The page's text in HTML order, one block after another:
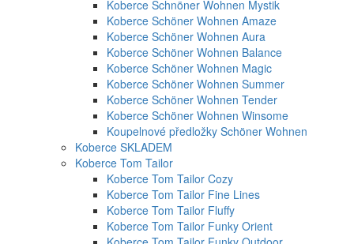
Koberce Schnöner Wohnen Mystik
Koberce Schöner Wohnen Amaze
Koberce Schöner Wohnen Aura
Koberce Schöner Wohnen Balance
Koberce Schöner Wohnen Magic
Koberce Schöner Wohnen Summer
Koberce Schöner Wohnen Tender
Koberce Schöner Wohnen Winsome
Koupelnové předložky Schöner Wohnen
Koberce SKLADEM
Koberce Tom Tailor
Koberce Tom Tailor Cozy
Koberce Tom Tailor Fine Lines
Koberce Tom Tailor Fluffy
Koberce Tom Tailor Funky Orient